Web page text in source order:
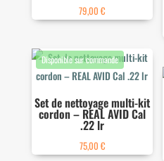
79,00€
Set de nettoyage multi-kit
cordon – REAL AVID Cal
.22 lr
75,00 €